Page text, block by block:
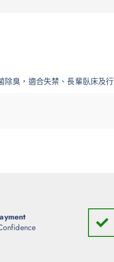
臭，適合失禁、長輩臥床及